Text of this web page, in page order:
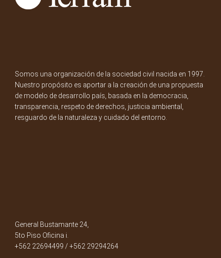
Somos una organización de la sociedad civil nacida en 1997.
Nuestro propósito es aportar a la creación de una propuesta
de modelo de desarrollo país, basada en la democracia,
transparencia, respeto de derechos, justicia ambiental,
resguardo de la naturaleza y cuidado del entorno.
General Bustamante 24,
5to Piso Oficina i.
+562 22694499 / +562 29294264